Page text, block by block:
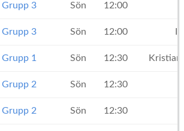
Grupp 3 Sön 12:00
Grupp 3 Sön 12:00
Grupp 1 Sön 12:30
Grupp 2 Sön 12:30
Grupp 2 Sön 12:30